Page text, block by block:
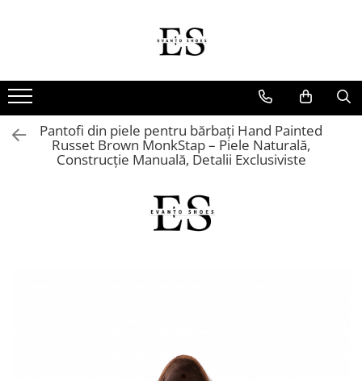
Oxford
Derby
MonkStraps
DubleMonk
Papuci
Ghete
PantofiPantofi din piele pentru bărbați Hand Painted
Russet Brown MonkStap – Piele Naturală,
Construcție Manuală, Detalii Exclusiviste